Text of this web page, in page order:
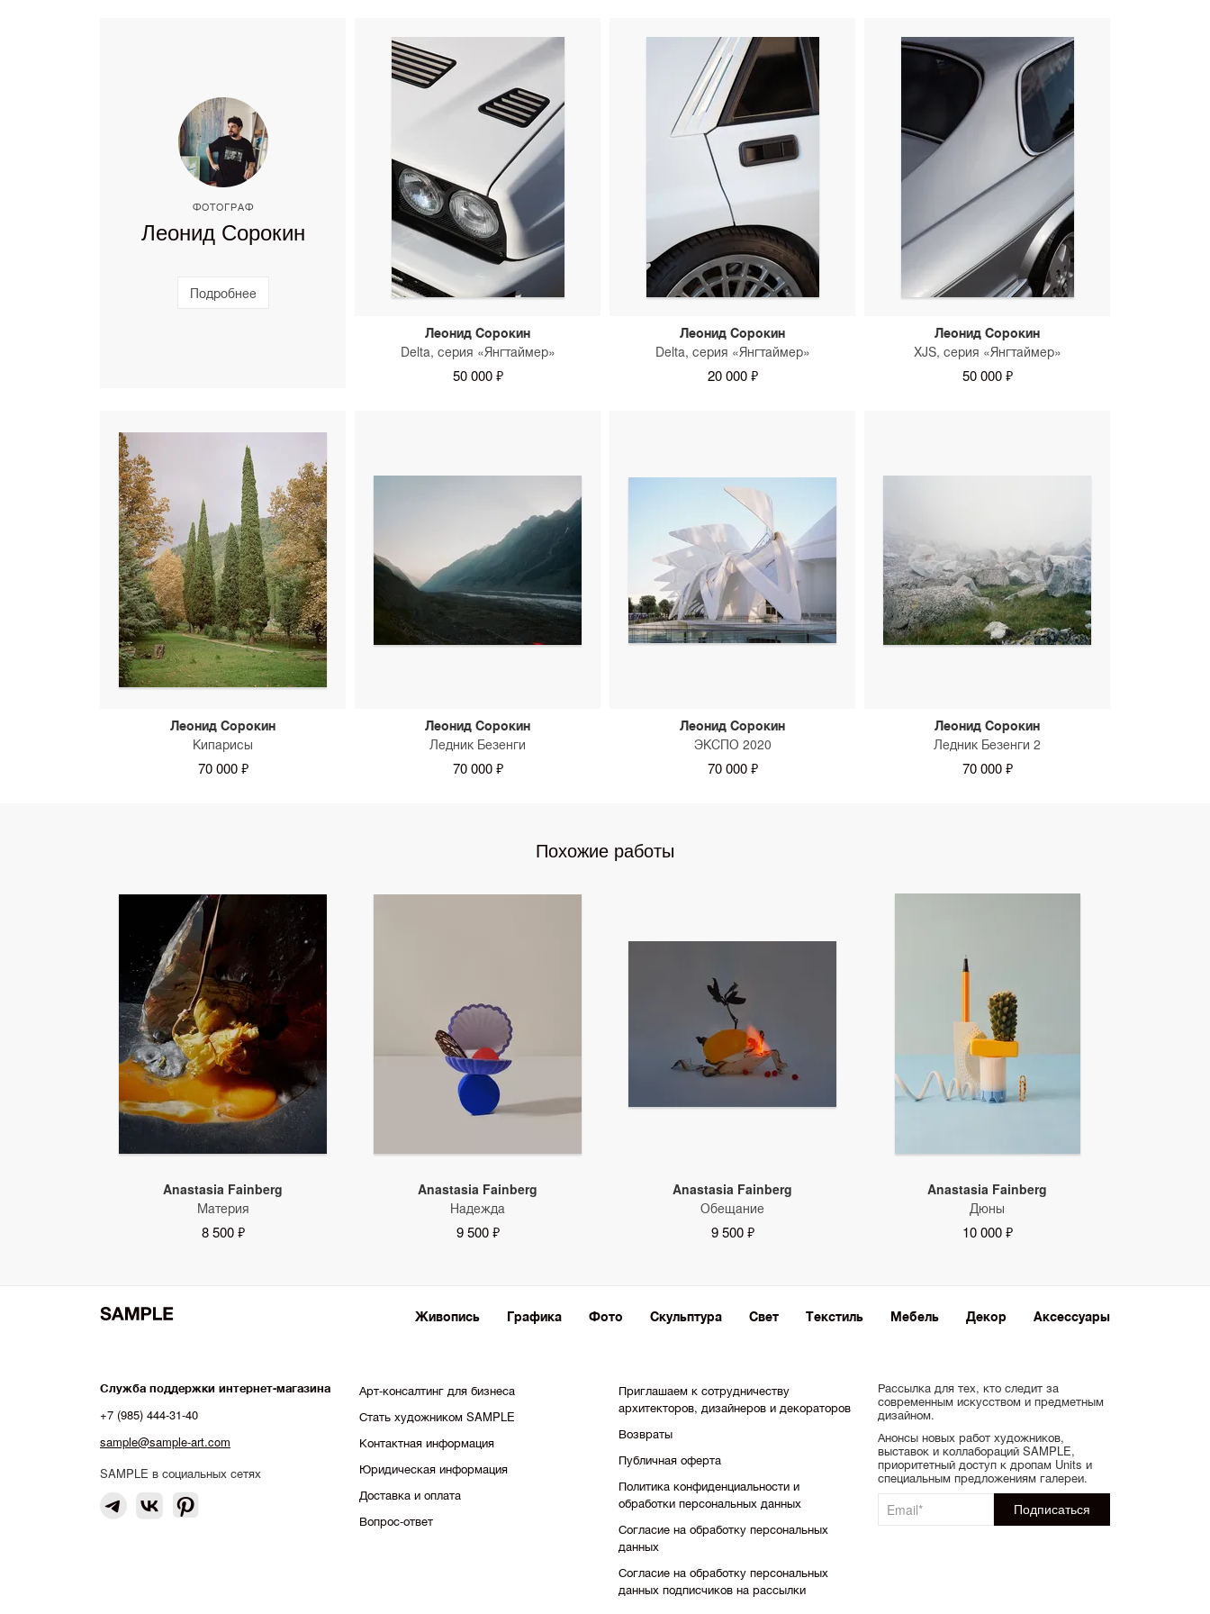
ФОТОГРАФ
Леонид Сорокин
Подробнее
Леонид Сорокин
Delta, серия «Янгтаймер»
50 000 ₽
Леонид Сорокин
Delta, серия «Янгтаймер»
20 000 ₽
Леонид Сорокин
XJS, серия «Янгтаймер»
50 000 ₽
Леонид Сорокин
Кипарисы
70 000 ₽
Леонид Сорокин
Ледник Безенги
70 000 ₽
Леонид Сорокин
ЭКСПО 2020
70 000 ₽
Леонид Сорокин
Ледник Безенги 2
70 000 ₽
Похожие работы
Anastasia Fainberg
Материя
8 500 ₽
Anastasia Fainberg
Надежда
9 500 ₽
Anastasia Fainberg
Обещание
9 500 ₽
Anastasia Fainberg
Дюны
10 000 ₽
Живопись Графика Фото Скульптура Свет Текстиль Мебель Декор Аксессуары
Служба поддержки интернет-магазина
+7 (985) 444-31-40
sample@sample-art.com
SAMPLE в социальных сетях
Арт-консалтинг для бизнеса
Стать художником SAMPLE
Контактная информация
Юридическая информация
Доставка и оплата
Вопрос-ответ
Приглашаем к сотрудничеству
архитекторов, дизайнеров и декораторов
Возвраты
Публичная оферта
Политика конфиденциальности и
обработки персональных данных
Согласие на обработку персональных
данных
Согласие на обработку персональных
данных подписчиков на рассылки
Рассылка для тех, кто следит за
современным искусством и предметным
дизайном.
Анонсы новых работ художников,
выставок и коллабораций SAMPLE,
приоритетный доступ к дропам Units и
специальным предложениям галереи.